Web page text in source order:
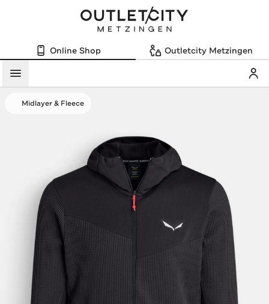
Online Shop Outletcity Metzingen
Menü
Midlayer & Fleece